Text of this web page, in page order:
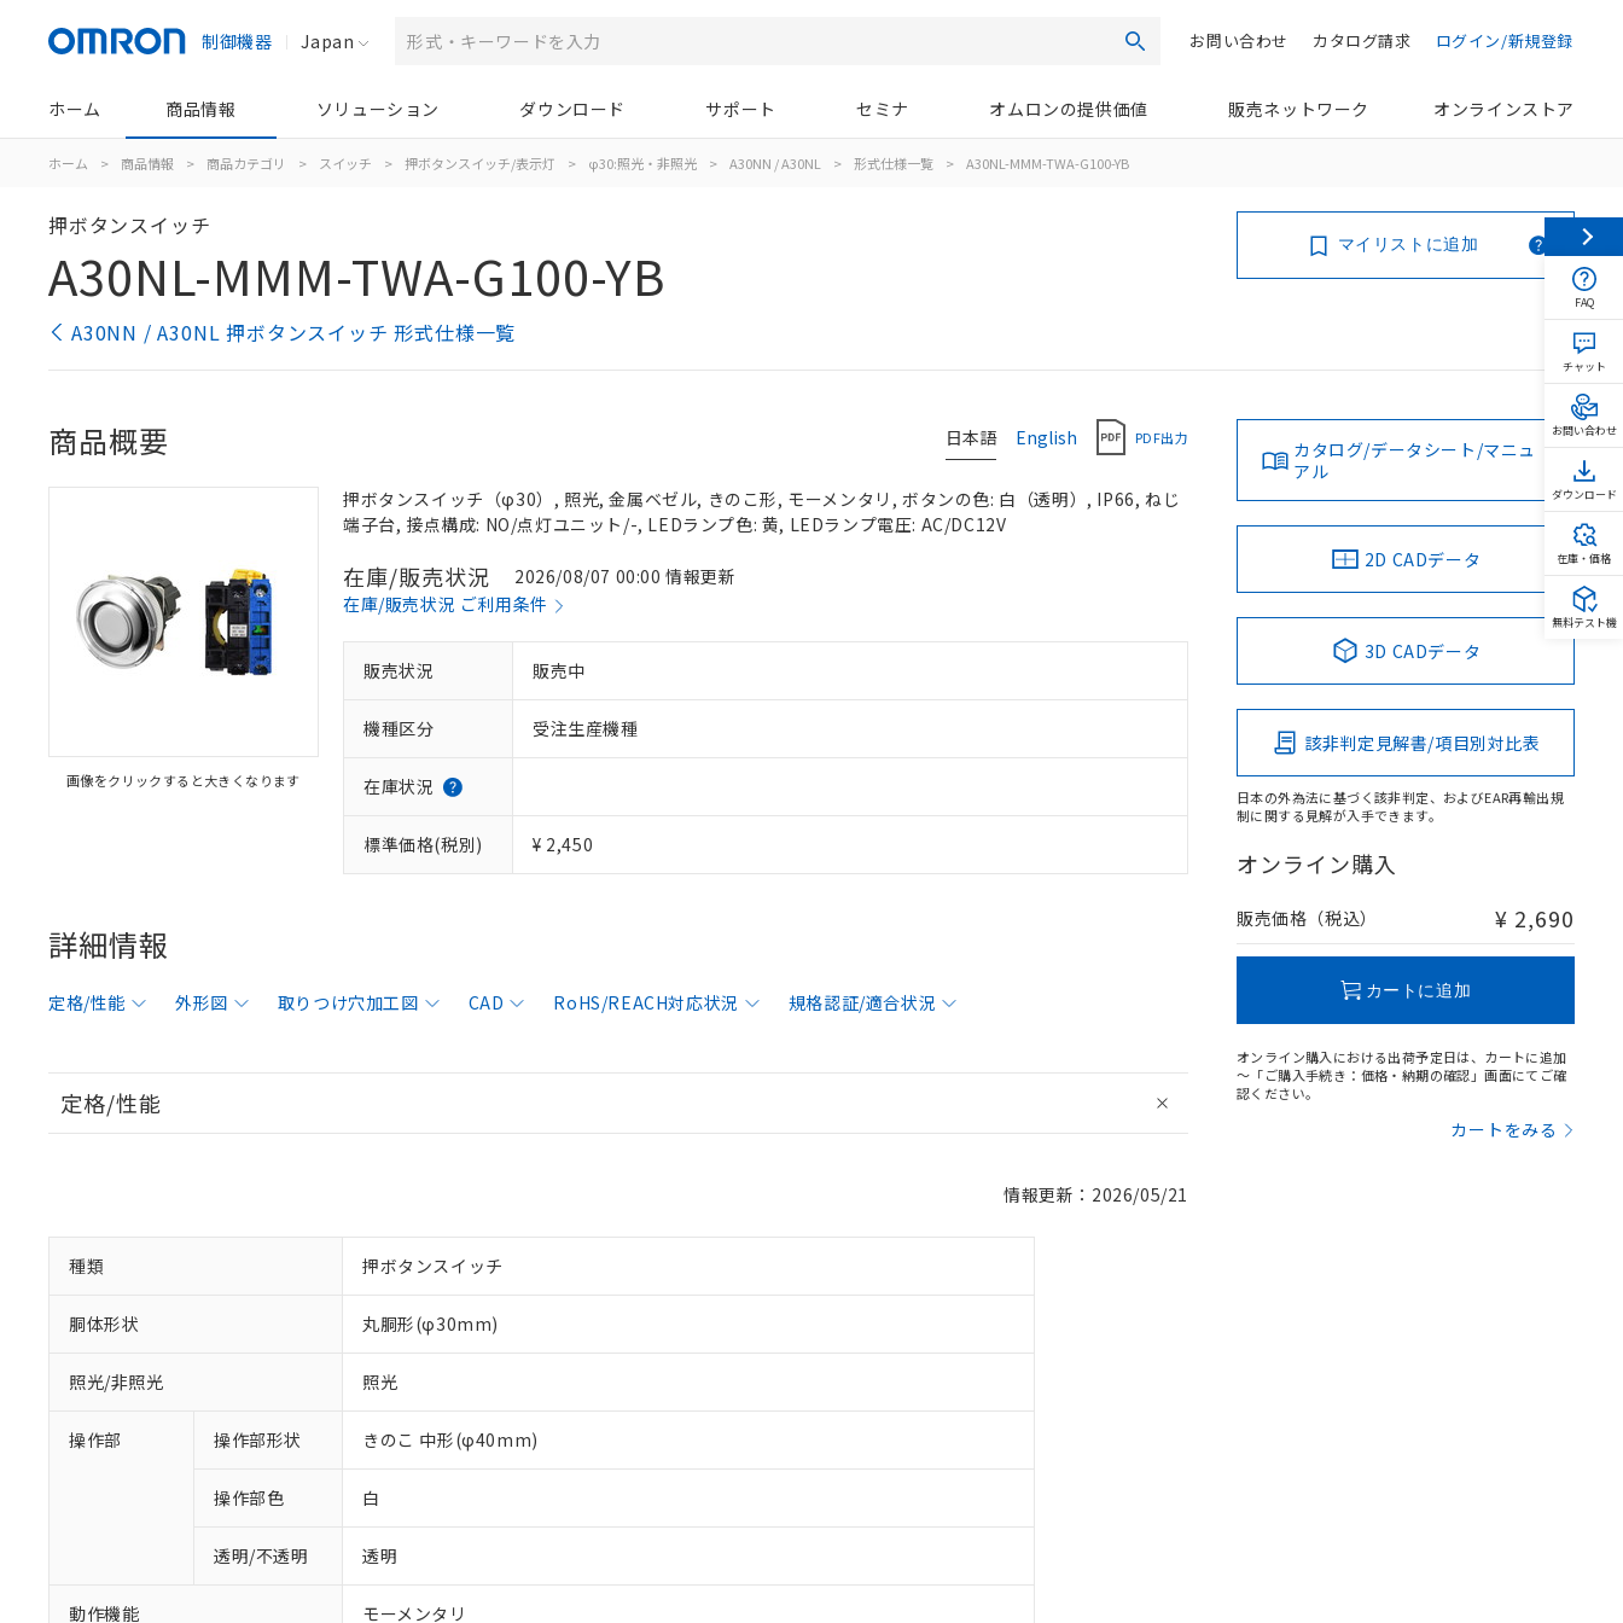
制御機器 Japan 検索 ログイン/新規登録
カタログ請求
お問い合わせ
ホーム 商品情報 ソリューション ダウンロード サポート セミナ オムロンの提供価値 販売ネットワーク オンラインストア
ホーム > 商品情報 > 商品カテゴリ > スイッチ > 押ボタンスイッチ/表示灯 > φ30:照光・非照光 > A30NN / A30NL > 形式仕様一覧 > A30NL-MMM-TWA-G100-YB
押ボタンスイッチ
A30NL-MMM-TWA-G100-YB
A30NN / A30NL 押ボタンスイッチ 形式仕様一覧
マイリストに追加
日本語 English PDF出力
商品概要
画像をクリックすると大きくなります
押ボタンスイッチ（φ30）, 照光, 金属ベゼル, きのこ形, モーメンタリ, ボタンの色: 白（透明）, IP66, ねじ
端子台, 接点構成: NO/点灯ユニット/-, LEDランプ色: 黄, LEDランプ電圧: AC/DC12V
在庫/販売状況
2026/08/07 00:00 情報更新
在庫/販売状況 ご利用条件
販売状況 販売中
機種区分 受注生産機種
在庫状況
標準価格(税別) ¥ 2,450
詳細情報
定格/性能 外形図 取りつけ穴加工図 CAD RoHS/REACH対応状況 規格認証/適合状況
定格/性能
情報更新：2026/05/21
種類 押ボタンスイッチ
胴体形状 丸胴形(φ30mm)
照光/非照光 照光
操作部 操作部形状 きのこ 中形(φ40mm)
操作部色 白
透明/不透明 透明
動作機能 モーメンタリ
カタログ/データシート/マニュ
アル
2D CADデータ
3D CADデータ
該非判定見解書/項目別対比表
日本の外為法に基づく該非判定、およびEAR再輸出規
制に関する見解が入手できます。
オンライン購入
販売価格（税込） ¥ 2,690
カートに追加
オンライン購入における出荷予定日は、カートに追加
～「ご購入手続き：価格・納期の確認」画面にてご確
認ください。
カートをみる
FAQ
チャット
お問い合わせ
ダウンロード
在庫・価格
無料テスト機